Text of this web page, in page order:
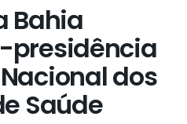
Bahia
presidência
dos
Saúde